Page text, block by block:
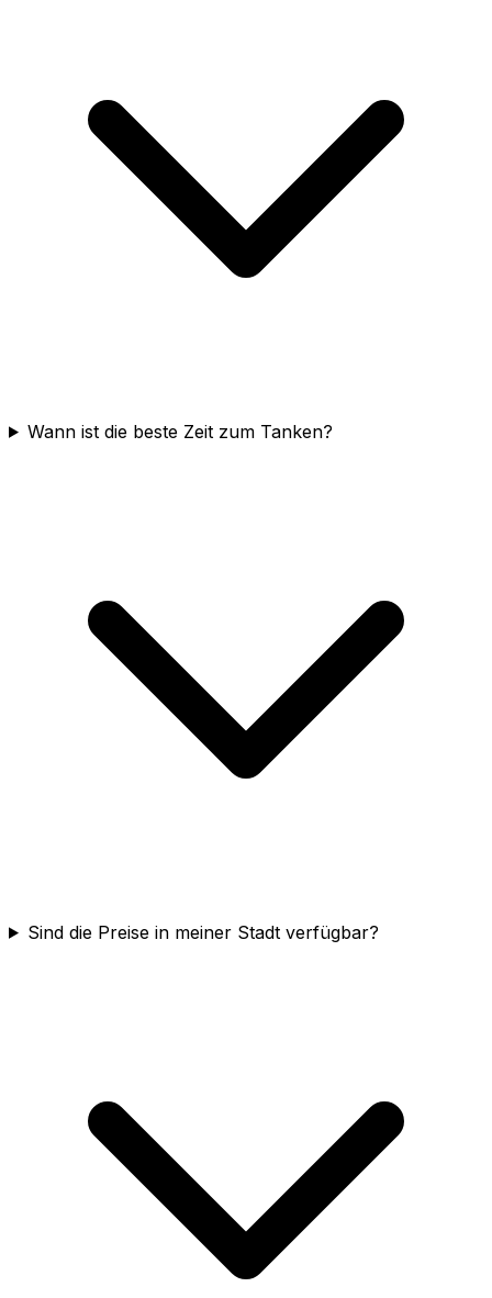
Wann ist die beste Zeit zum Tanken?
Sind die Preise in meiner Stadt verfügbar?